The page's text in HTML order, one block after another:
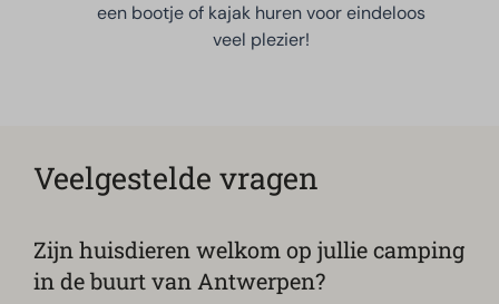
een bootje of kajak huren voor eindeloos
veel plezier!
Veelgestelde vragen
Zijn huisdieren welkom op jullie camping
in de buurt van Antwerpen?